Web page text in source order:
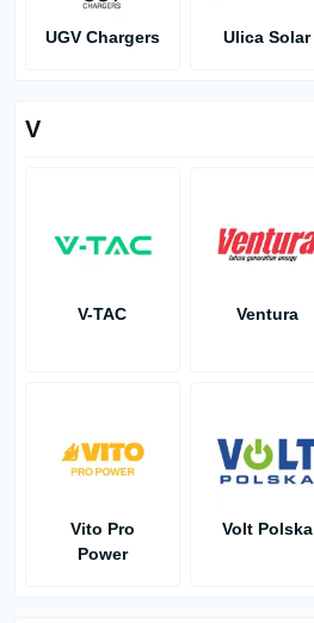
UGV Chargers Ulica Solar
V
V-TAC Ventura
Vito Pro
Power
Volt Polska